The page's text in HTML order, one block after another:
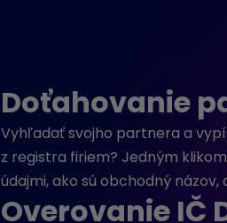
Doťahovanie
Vyhľadať svojho partnera a
z registra firiem? Jedným
údajmi, ako sú obchodný
Overovanie IČ